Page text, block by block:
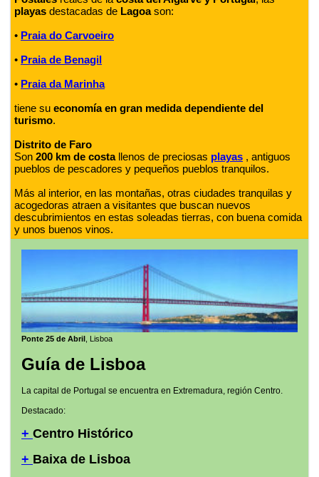
playas destacadas de Lagoason:
• Praia do Carvoeiro
• Praia de Benagil
• Praia da Marinha
tiene su economía en gran medida dependiente del
turismo.
Distrito de Faro
Son 200 km de costallenos de preciosas playas , antiguos
pueblos de pescadores y pequeños pueblos tranquilos.
Más al interior, en las montañas, otras ciudades tranquilas y
acogedoras atraen a visitantes que buscan nuevos
descubrimientos en estas soleadas tierras, con buena comida
y unos buenos vinos.
Ponte 25 de Abril , Lisboa
Guía de Lisboa
La capital de Portugal se encuentra en Extremadura, región Centro.
Destacado:
+ Centro Histórico
+ Baixa de Lisboa